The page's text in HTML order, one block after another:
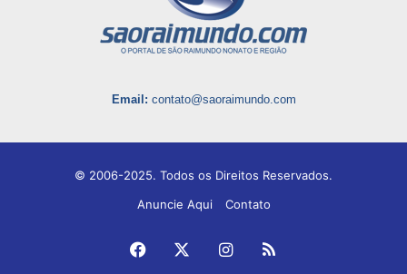
Email: contato@saoraimundo.com
© 2006-2025. Todos os Direitos Reservados.
Anuncie Aqui
Contato
Facebook Instagram
RSS